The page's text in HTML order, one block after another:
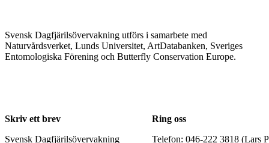
Svensk Dagfjärilsövervakning utförs i samarbete med
Naturvårdsverket, Lunds Universitet, ArtDatabanken, Sveriges
Entomologiska Förening och Butterfly Conservation Europe.
Skriv ett brev
Svensk Dagfjärilsövervakning
Ring oss
Telefon: 046-222 3818 (Lars